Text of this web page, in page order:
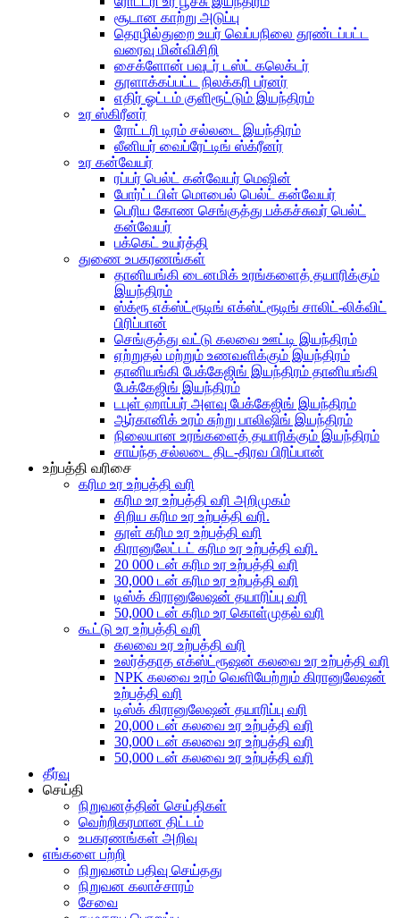
சூடான காற்று அடுப்பு
தொழில்துறை உயர் வெப்பநிலை தூண்டப்பட்ட
வரைவு மின்விசிறி
சைக்ளோன் பவுடர் டஸ்ட் கலெக்டர்
தூளாக்கப்பட்ட நிலக்கரி பர்னர்
எதிர் ஓட்டம் குளிரூட்டும் இயந்திரம்
உர ஸ்கிரீனர்
ரோட்டரி டிரம் சல்லடை இயந்திரம்
லீனியர் வைப்ரேட்டிங் ஸ்க்ரீனர்
உர கன்வேயர்
ரப்பர் பெல்ட் கன்வேயர் மெஷின்
போர்ட்டபிள் மொபைல் பெல்ட் கன்வேயர்
பெரிய கோண செங்குத்து பக்கச்சுவர் பெல்ட்
கன்வேயர்
பக்கெட் உயர்த்தி
துணை உபகரணங்கள்
தானியங்கி டைனமிக் உரங்களைத் தயாரிக்கும்
இயந்திரம்
ஸ்க்ரூ எக்ஸ்ட்ரூடிங் எக்ஸ்ட்ரூடிங் சாலிட்-லிக்விட்
பிரிப்பான்
செங்குத்து வட்டு கலவை ஊட்டி இயந்திரம்
ஏற்றுதல் மற்றும் உணவளிக்கும் இயந்திரம்
தானியங்கி பேக்கேஜிங் இயந்திரம் தானியங்கி
பேக்கேஜிங் இயந்திரம்
டபுள் ஹாப்பர் அளவு பேக்கேஜிங் இயந்திரம்
ஆர்கானிக் உரம் சுற்று பாலிஷிங் இயந்திரம்
நிலையான உரங்களைத் தயாரிக்கும் இயந்திரம்
சாய்ந்த சல்லடை திட-திரவ பிரிப்பான்
உற்பத்தி வரிசை
கரிம உர உற்பத்தி வரி
கரிம உர உற்பத்தி வரி அறிமுகம்
சிறிய கரிம உர உற்பத்தி வரி.
தூள் கரிம உர உற்பத்தி வரி
கிரானுலேட்டட் கரிம உர உற்பத்தி வரி.
20 000 டன் கரிம உர உற்பத்தி வரி
30,000 டன் கரிம உர உற்பத்தி வரி
டிஸ்க் கிரானுலேஷன் தயாரிப்பு வரி
50,000 டன் கரிம உர கொள்முதல் வரி
கூட்டு உர உற்பத்தி வரி
கலவை உர உற்பத்தி வரி
உலர்த்தாத எக்ஸ்ட்ரூஷன் கலவை உர உற்பத்தி வரி
NPK கலவை உரம் வெளியேற்றும் கிரானுலேஷன்
உற்பத்தி வரி
டிஸ்க் கிரானுலேஷன் தயாரிப்பு வரி
20,000 டன் கலவை உர உற்பத்தி வரி
30,000 டன் கலவை உர உற்பத்தி வரி
50,000 டன் கலவை உர உற்பத்தி வரி
தீர்வு
செய்தி
நிறுவனத்தின் செய்திகள்
வெற்றிகரமான திட்டம்
உபகரணங்கள் அறிவு
எங்களை பற்றி
நிறுவனம் பதிவு செய்தது
நிறுவன கலாச்சாரம்
சேவை